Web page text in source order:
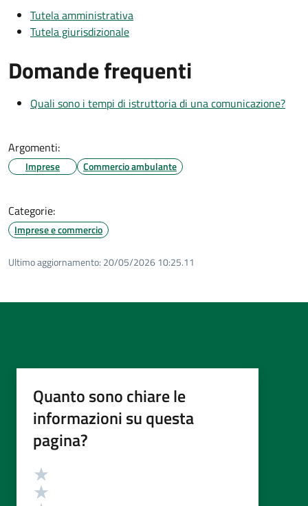
Tutela amministrativa
Tutela giurisdizionale
Domande frequenti
Quali sono i tempi di istruttoria di una comunicazione?
Argomenti:
Imprese Commercio ambulante
Categorie:
Imprese e commercio
Ultimo aggiornamento: 20/05/2026 10:25.11
Quanto sono chiare le
informazioni su questa
pagina?
Valutazione